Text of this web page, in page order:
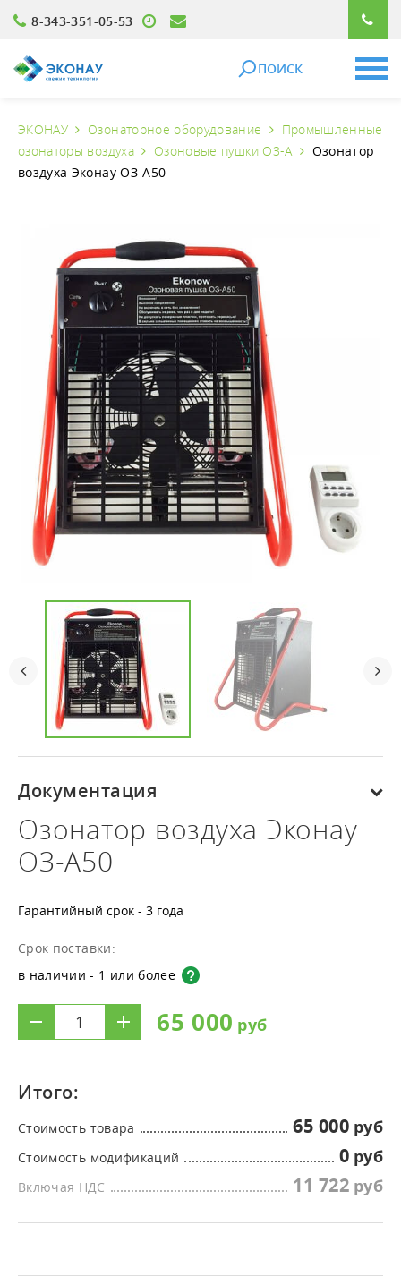
8-343-351-05-53
ПОИСК
ЭКОНАУ Озонаторное оборудование
Промышленные
озонаторы воздуха
Озоновые пушки ОЗ-А
Озонатор
воздуха Эконау ОЗ-А50
Документация
Озонатор воздуха Эконау
ОЗ-А50
Гарантийный срок - 3 года
Срок поставки:
в наличии - 1 или более
65 000
Итого:
Стоимость товара 65 000
Стоимость модификаций 0
Включая НДС 11 722